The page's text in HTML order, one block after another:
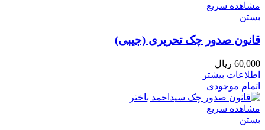
مشاهده سریع
بستن
قانون صدور چک تحریری (جیبی)
60,000 ریال
اطلاعات بیشتر
اتمام موجودی
مشاهده سریع
بستن